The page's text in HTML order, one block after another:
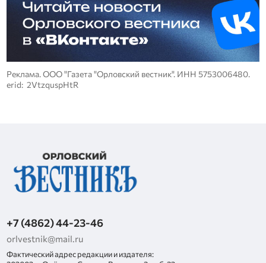
Реклама. ООО "Газета "Орловский вестник". ИНН 5753006480.
erid: 2VtzquspHtR
+7 (4862) 44-23-46
orlvestnik@mail.ru
Фактический адрес редакции и издателя: